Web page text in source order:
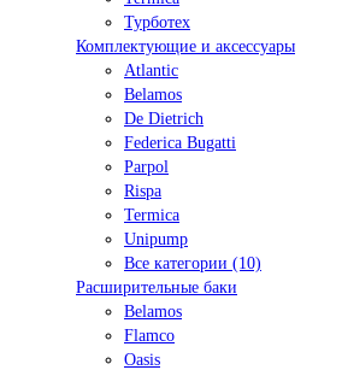
Турботех
Комплектующие и аксессуары
Atlantic
Belamos
De Dietrich
Federica Bugatti
Parpol
Rispa
Termica
Unipump
Все категории (10)
Расширительные баки
Belamos
Flamco
Oasis